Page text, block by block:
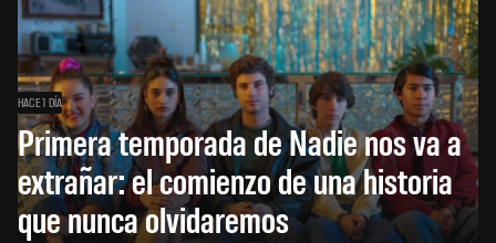
HACE 1 DÍA
Primera temporada de Nadie nos va a
extrañar: el comienzo de una historia
que nunca olvidaremos